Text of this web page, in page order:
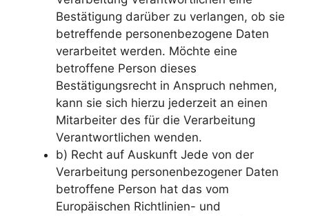
Bestätigung darüber zu verlangen, ob sie
betreffende personenbezogene Daten
verarbeitet werden. Möchte eine
betroffene Person dieses
Bestätigungsrecht in Anspruch nehmen,
kann sie sich hierzu jederzeit an einen
Mitarbeiter des für die Verarbeitung
Verantwortlichen wenden.
b) Recht auf Auskunft Jede von der
Verarbeitung personenbezogener Daten
betroffene Person hat das vom
Europäischen Richtlinien- und